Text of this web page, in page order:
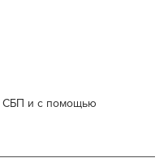
СБП и с помощью
Argan Oil Shine